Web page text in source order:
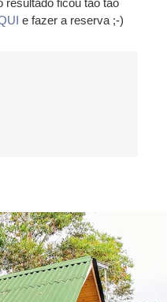
resultado ficou tão tão
e fazer a reserva ;-)